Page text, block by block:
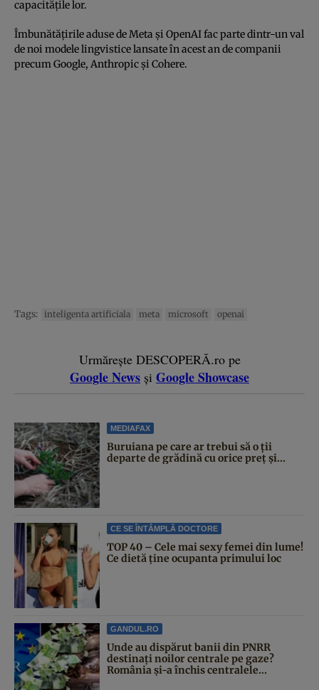
capacităţile lor.
Îmbunătăţirile aduse de Meta şi OpenAI fac parte dintr-un val
de noi modele lingvistice lansate în acest an de companii
precum Google, Anthropic şi Cohere.
Tags: inteligenta artificiala meta microsoft openai
Urmărește DESCOPERĂ.ro pe
Google News și Google Showcase
MEDIAFAX
Buruiana pe care ar trebui să o ții
departe de grădină cu orice preț și...
CE SE ÎNTÂMPLĂ DOCTORE
TOP 40 – Cele mai sexy femei din lume!
Ce dietă ține ocupanta primului loc
GANDUL.RO
Unde au dispărut banii din PNRR
destinați noilor centrale pe gaze?
România și-a închis centralele...